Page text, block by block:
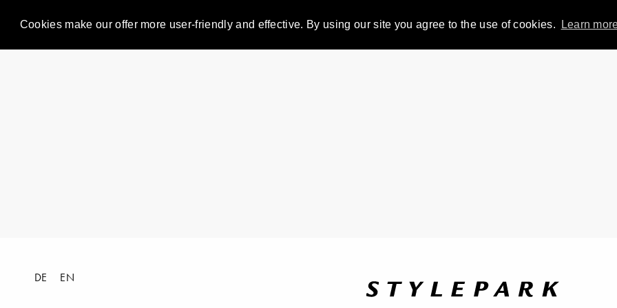
Cookies make our offer more user-friendly and effective. By using our site you agree to the use of cookies. Learn
DE EN